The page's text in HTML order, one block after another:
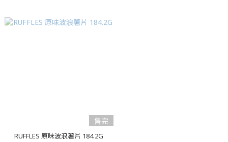
售完
RUFFLES 原味波浪薯片 184.2G